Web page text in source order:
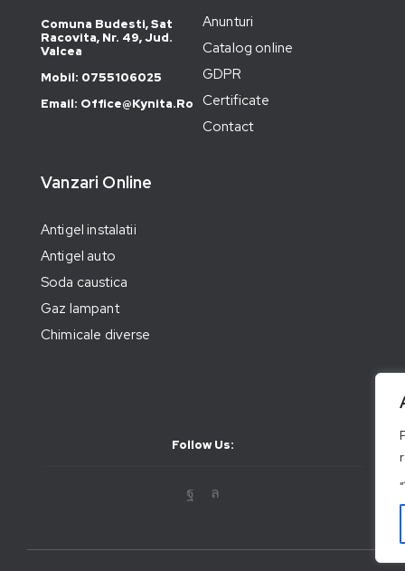
Comuna Budesti, Sat
Racovita, Nr. 49, Jud.
Valcea
Mobil: 0755106025
Email: Office@kynita.ro
Anunturi
Catalog online
GDPR
Certificate
Contact
Vanzari Online
Antigel instalatii
Antigel auto
Soda caustica
Gaz lampant
Chimicale diverse
Follow Us: